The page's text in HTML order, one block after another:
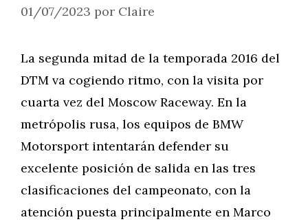
01/07/2023 por Claire
La segunda mitad de la temporada 2016 del
DTM va cogiendo ritmo, con la visita por
cuarta vez del Moscow Raceway. En la
metrópolis rusa, los equipos de BMW
Motorsport intentarán defender su
excelente posición de salida en las tres
clasificaciones del campeonato, con la
atención puesta principalmente en Marco